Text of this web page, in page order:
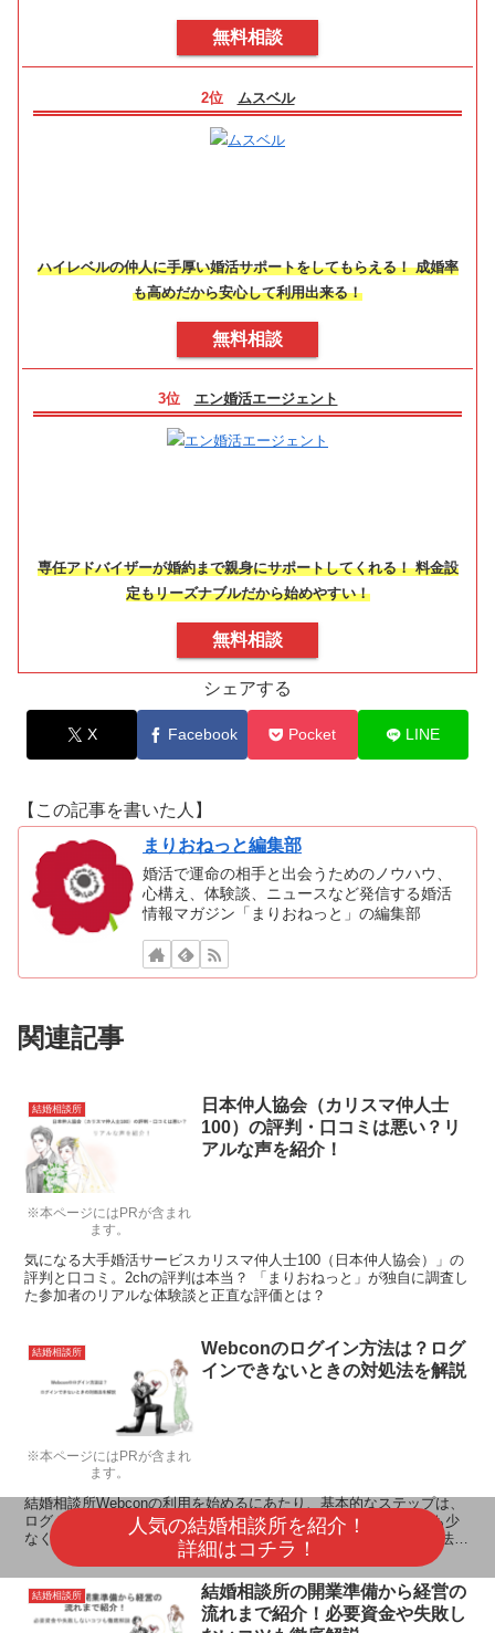
無料相談
2位 ムスベル
ハイレベルの仲人に手厚い婚活サポートをしてもらえる！ 成婚率
も高めだから安心して利用出来る！
無料相談
3位 エン婚活エージェント
専任アドバイザーが婚約まで親身にサポートしてくれる！ 料金設
定もリーズナブルだから始めやすい！
無料相談
シェアする
X Facebook Pocket LINE
【この記事を書いた人】
まりおねっと編集部
婚活で運命の相手と出会うためのノウハウ、
心構え、体験談、ニュースなど発信する婚活
情報マガジン「まりおねっと」の編集部
関連記事
※本ページにはPRが含まれ
ます。
結婚相談所
日本仲人協会（カリスマ仲人士
100）の評判・口コミは悪い？リ
アルな声を紹介！
気になる大手婚活サービスカリスマ仲人士100（日本仲人協会）」の
評判と口コミ。2chの評判は本当？ 「まりおねっと」が独自に調査し
た参加者のリアルな体験談と正直な評価とは？
※本ページにはPRが含まれ
ます。
結婚相談所
Webconのログイン方法は？ログ
インできないときの対処法を解説
結婚相談所Webconの利用を始めるにあたり、基本的なステップは、
ログイン方法の理解です。 しかし、困難を感じているユーザーも少
なくありません。 この記事では、Webconへの簡単なログイン方法か
らマイページの特徴、さらにはログインできない...
結婚相談所
結婚相談所の開業準備から経営の
流れまで紹介！必要資金や失敗し
人気の結婚相談所を紹介！
詳細はコチラ！